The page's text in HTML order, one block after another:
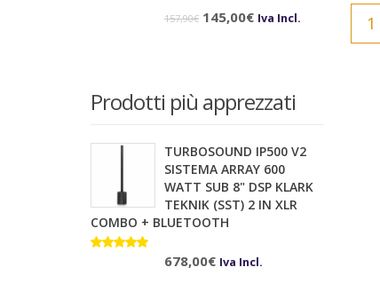
1
157,90€ Il
157,90€.
145,00€Il
145,00€.
Iva Incl.
Prodotti più apprezzati
TURBOSOUND IP500 V2
SISTEMA ARRAY 600
WATT SUB 8" DSP KLARK
TEKNIK (SST) 2 IN XLR
COMBO + BLUETOOTH
10.00su 5
678,00€ Iva Incl.